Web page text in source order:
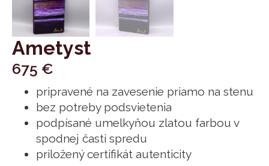
Ametyst
675 €
pripravené na zavesenie priamo na stenu
bez potreby podsvietenia
podpísané umelkyňou zlatou farbou v
spodnej časti spredu
priložený certifikát autenticity